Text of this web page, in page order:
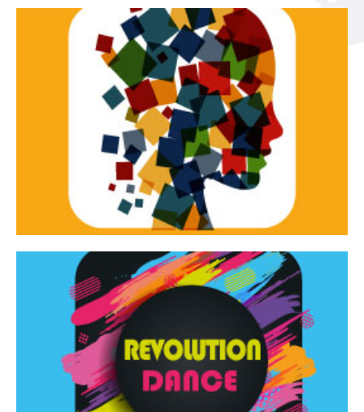
Tracce dinamiche
Tracce Dinamiche è una rassegna di teatro
d’innovazione e sperimentale.
Continua
Revolution Dance
Rassegna di danza contemporanea – I Edizione